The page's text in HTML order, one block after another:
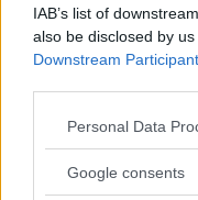
IAB’s list of
also be disclosed by
Downstream
Please note that this
not limited to your visit
Personal Data
Google consents